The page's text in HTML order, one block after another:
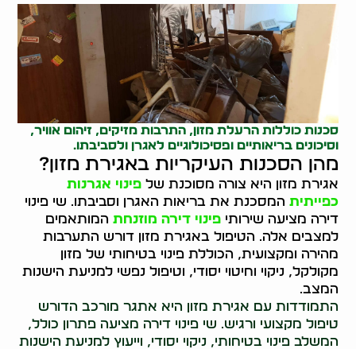
סכנות כוללות הרעלת מזון, התרבות מזיקים, זיהום אוויר,
וסיכונים בריאותיים ופסיכולוגיים לאגרן ולסביבתו.
מהן הסכנות העיקריות באגירת מזון?
אגירת מזון היא צורה מסוכנת שלפינוי אגרנות
כפייתית המסכנת את בריאות האגרן וסביבתו. שי פינוי
דירה מציעה שירותיפינוי דירה מוזנחת המותאמים
למצבים אלה. הטיפול באגירת מזון דורש התערבות
מהירה ומקצועית, הכוללת פינוי בטיחותי של מזון
מקולקל, ניקוי וחיטוי יסודי, וטיפול נפשי למניעת הישנות
המצב.
התמודדות עם אגירת מזון היא אתגר מורכב הדורש
טיפול מקצועי ורגיש. שי פינוי דירה מציעה פתרון כולל,
המשלב פינוי בטיחותי, ניקוי יסודי, וייעוץ למניעת הישנות